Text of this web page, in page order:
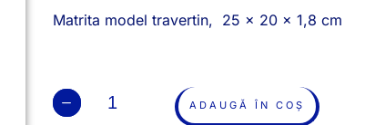
Matrita model travertin, 25 x 20 x 1,8 cm
ADAUGĂ ÎN COȘ